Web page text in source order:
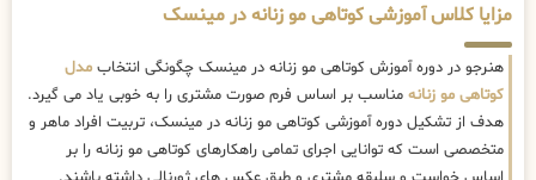
مزایا کلاس آموزشی کوتاهی مو زنانه در مینسک
هنرجو در دوره آموزش کوتاهی مو زنانه در مینسک چگونگی انتخاب مدل
کوتاهی مو زنانه مناسب بر اساس فرم صورت مشتری را به خوبی یاد می گیرد.
هدف از تشکیل دوره آموزشی کوتاهی مو زنانه در مینسک، تربیت افراد ماهر و
متخصصی است که توانایی اجرای تمامی راهکارهای کوتاهی مو زنانه را بر